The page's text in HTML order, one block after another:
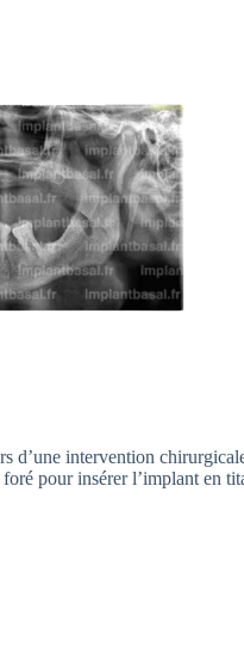
d’une intervention
pour insérer l’implant en